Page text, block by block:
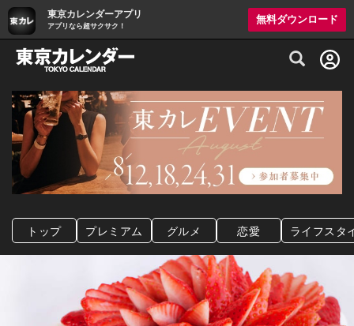
東京カレンダーアプリ
アプリなら超サクサク！
無料ダウンロード
グルメ情報・プレミアムレストラン予約
トップ プレミアム グルメ 恋愛 ライフスタ